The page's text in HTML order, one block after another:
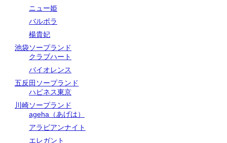
ニュー姫
バルボラ
楊貴妃
池袋ソープランド
クラブハート
バイオレンス
五反田ソープランド
ハピネス東京
川崎ソープランド
ageha（あげは）
アラビアンナイト
エレガント